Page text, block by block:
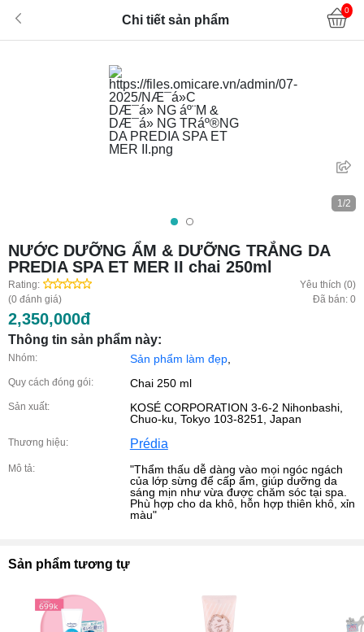
Chi tiết sản phẩm
0
1/2
NƯỚC DƯỠNG ẨM & DƯỠNG TRẮNG DA
PREDIA SPA ET MER II chai 250ml
Rating:
Yêu thích (0)
(0 đánh giá)
Đã bán: 0
2,350,000đ
Thông tin sản phẩm này:
Nhóm: Sản phẩm làm đẹp,
Quy cách đóng gói: Chai 250 ml
Sản xuất:
KOSÉ CORPORATION 3-6-2 Nihonbashi,
Chuo-ku, Tokyo 103-8251, Japan
Thương hiệu: Prédia
Mô tả:
"Thẩm thấu dễ dàng vào mọi ngóc ngách
của lớp sừng để cấp ẩm, giúp dưỡng da
sáng mịn như vừa được chăm sóc tại spa.
Phù hợp cho da khô, hỗn hợp thiên khô, xỉn
màu"
Sản phẩm tương tự